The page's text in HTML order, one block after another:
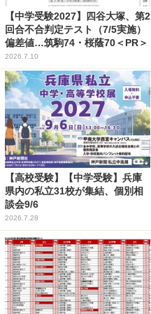
【中学受験2027】四谷大塚、第2
回合不合判定テスト（7/5実施）
偏差値…筑駒74・桜蔭70＜PR＞
2026.7.10
【高校受験】【中学受験】兵庫
県内の私立31校が集結、個別相
談会9/6
2026.7.28